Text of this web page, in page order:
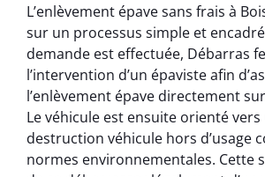
L’enlèvement épave sans frais à
sur un processus simple et
demande est effectuée, Débarras
l’intervention d’un épaviste afin
l’enlèvement épave directement
Le véhicule est ensuite orienté vers
destruction véhicule hors d’usage
normes environnementales. Cette